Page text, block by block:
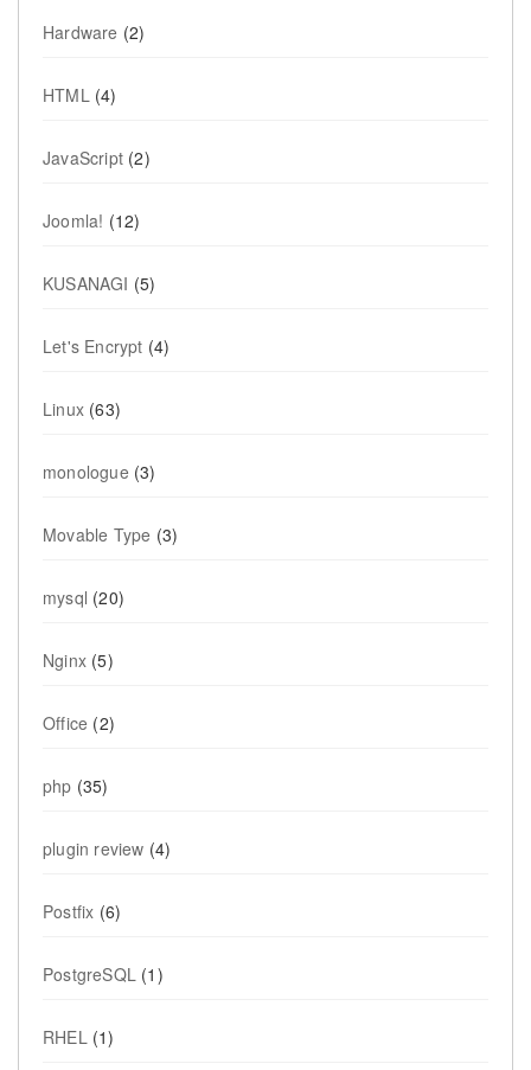
Hardware (2)
HTML(4)
JavaScript (2)
Joomla! (12)
KUSANAGI (5)
Let's Encrypt (4)
Linux (63)
monologue (3)
Movable Type (3)
mysql (20)
Nginx (5)
Office (2)
php (35)
plugin review (4)
Postfix (6)
PostgreSQL (1)
RHEL(1)